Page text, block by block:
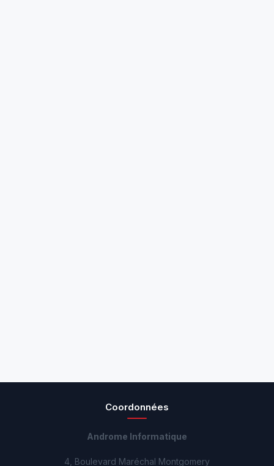
Coordonnées
Androme Informatique
4, Boulevard Maréchal Montgomery